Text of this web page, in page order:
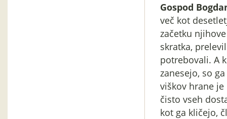
Gospod
več kot
začetku
skratka,
potrebovali. A
zanesejo, so
viškov hrane
čisto vseh
kot ga kličejo,